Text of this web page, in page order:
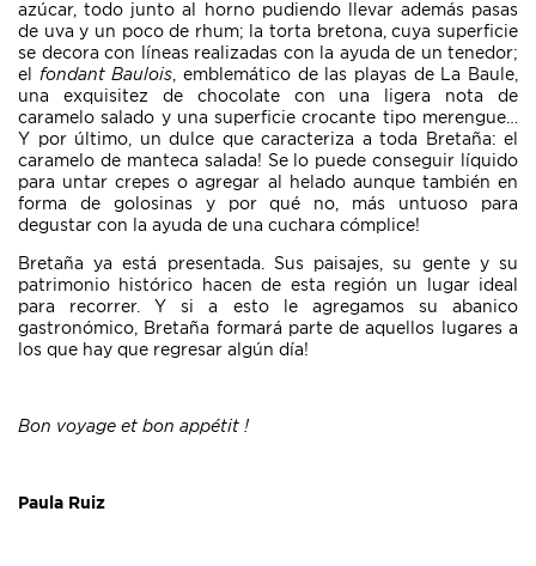
azúcar, todo junto al horno pudiendo llevar además pasas
de uva y un poco de rhum; la torta bretona, cuya superficie
se decora con líneas realizadas con la ayuda de un tenedor;
el fondant Baulois, emblemático de las playas de La Baule,
una exquisitez de chocolate con una ligera nota de
caramelo salado y una superficie crocante tipo merengue…
Y por último, un dulce que caracteriza a toda Bretaña: el
caramelo de manteca salada! Se lo puede conseguir líquido
para untar crepes o agregar al helado aunque también en
forma de golosinas y por qué no, más untuoso para
degustar con la ayuda de una cuchara cómplice!
Bretaña ya está presentada. Sus paisajes, su gente y su
patrimonio histórico hacen de esta región un lugar ideal
para recorrer. Y si a esto le agregamos su abanico
gastronómico, Bretaña formará parte de aquellos lugares a
los que hay que regresar algún día!
Bon voyage et bon appétit !
Paula Ruiz